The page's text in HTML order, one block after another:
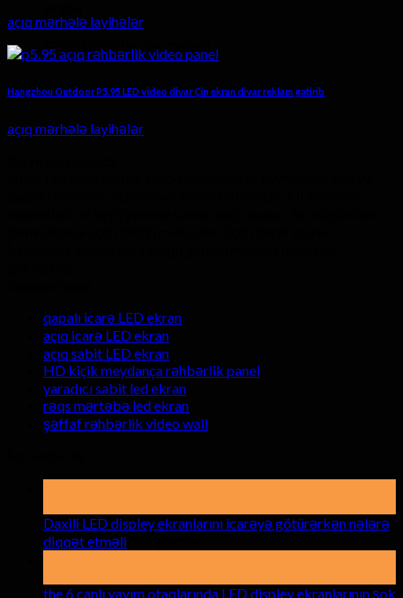
açıq mərhələ layihələr
Hangzhou Outdoor P5.95 LED video divar Çin ekran divar reklam gətirib
açıq mərhələ layihələr
qapalı icarə LED ekran
açıq icarə LED ekran
açıq sabit LED ekran
HD kiçik meydança rəhbərlik panel
yaradıcı sabit led ekran
rəqs mərtəbə led ekran
şəffaf rəhbərlik video wall
Daxili LED displey ekranlarını icarəyə götürərkən nələrə
diqqət etməli
displey
the 6 canlı yayım otaqlarında LED displey ekranlarının şok